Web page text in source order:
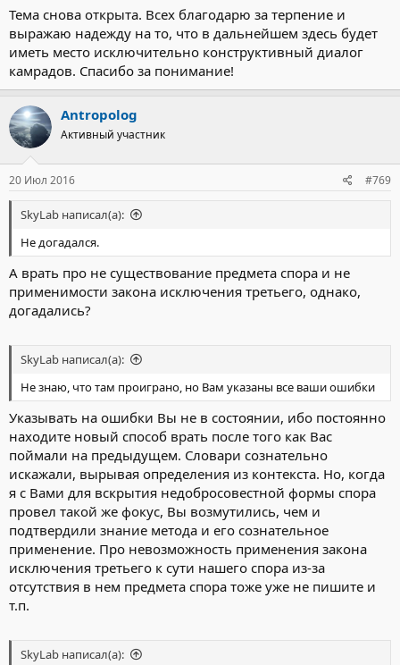
Тема снова открыта. Всех благодарю за терпение и
выражаю надежду на то, что в дальнейшем здесь будет
иметь место исключительно конструктивный диалог
камрадов. Спасибо за понимание!
Antropolog
Активный участник
20 Июл 2016 #769
SkyLab написал(а):
Не догадался.
А врать про не существование предмета спора и не
применимости закона исключения третьего, однако,
догадались?
SkyLab написал(а):
Не знаю, что там проиграно, но Вам указаны все ваши ошибки
Указывать на ошибки Вы не в состоянии, ибо постоянно
находите новый способ врать после того как Вас
поймали на предыдущем. Словари сознательно
искажали, вырывая определения из контекста. Но, когда
я с Вами для вскрытия недобросовестной формы спора
провел такой же фокус, Вы возмутились, чем и
подтвердили знание метода и его сознательное
применение. Про невозможность применения закона
исключения третьего к сути нашего спора из-за
отсутствия в нем предмета спора тоже уже не пишите и
т.п.
SkyLab написал(а):